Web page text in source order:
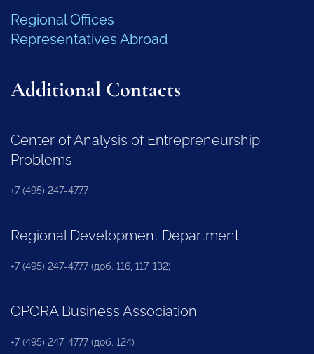
Regional Offices
Representatives Abroad
Additional Contacts
Center of Analysis of Entrepreneurship
Problems
+7 (495) 247-4777
Regional Development Department
+7 (495) 247-4777 (доб. 116, 117, 132)
OPORA Business Association
+7 (495) 247-4777 (доб. 124)